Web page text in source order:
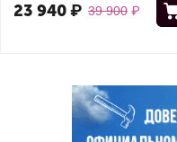
39 900 ₽
23 940₽